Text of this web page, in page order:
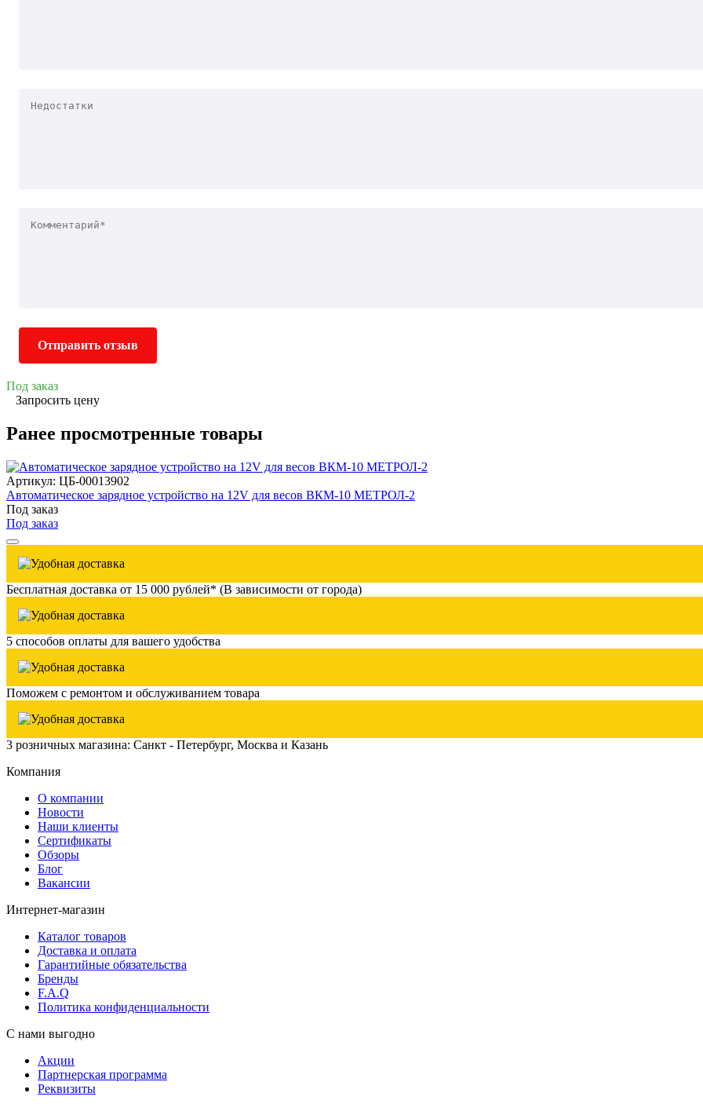
Отправить отзыв
Под заказ
Запросить цену
Ранее просмотренные товары
Артикул: ЦБ-00013902
Автоматическое зарядное устройство на 12V для весов ВКМ-10 МЕТРОЛ-2
Под заказ
Под заказ
Бесплатная доставка от 15 000 рублей* (В зависимости от города)
5 способов оплаты для вашего удобства
Поможем с ремонтом и обслуживанием товара
3 розничных магазина: Санкт - Петербург, Москва и Казань
Компания
О компании
Новости
Наши клиенты
Сертификаты
Обзоры
Блог
Вакансии
Интернет-магазин
Каталог товаров
Доставка и оплата
Гарантийные обязательства
Бренды
F.A.Q
Политика конфиденциальности
С нами выгодно
Акции
Партнерская программа
Реквизиты